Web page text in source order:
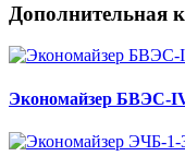
Дополнительная
Экономайзер БВЭС-